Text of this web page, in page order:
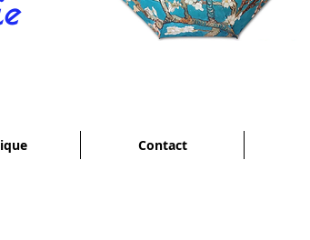
Contact